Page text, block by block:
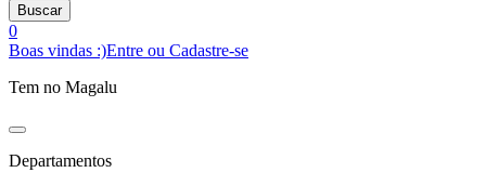
Buscar
0
Boas vindas :)Entre ou Cadastre-se
Tem no Magalu
Departamentos